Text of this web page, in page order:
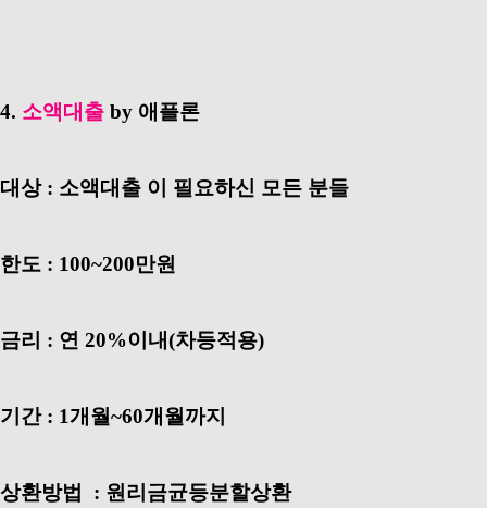
4. 소액대출 by 애플론
대상 : 소액대출 이 필요하신 모든 분들
한도 : 100~200만원
금리 : 연 20%이내(차등적용)
기간 : 1개월~60개월까지
상환방법 : 원리금균등분할상환